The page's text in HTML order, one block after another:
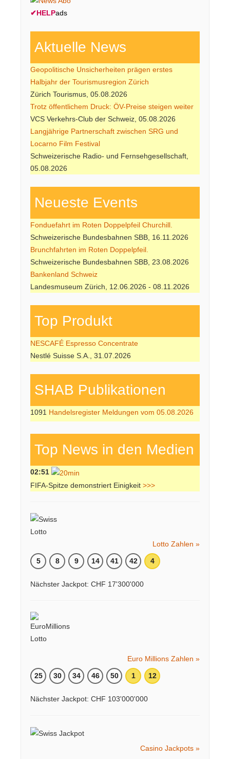
✔HELPads
Aktuelle News
Geopolitische Unsicherheiten prägen erstes
Halbjahr der Tourismusregion Zürich
Zürich Tourismus, 05.08.2026
Trotz öffentlichem Druck: ÖV-Preise steigen weiter
VCS Verkehrs-Club der Schweiz, 05.08.2026
Langjährige Partnerschaft zwischen SRG und
Locarno Film Festival
Schweizerische Radio- und Fernsehgesellschaft,
05.08.2026
Neueste Events
Fonduefahrt im Roten Doppelpfeil Churchill.
Schweizerische Bundesbahnen SBB, 16.11.2026
Brunchfahrten im Roten Doppelpfeil.
Schweizerische Bundesbahnen SBB, 23.08.2026
Bankenland Schweiz
Landesmuseum Zürich, 12.06.2026 - 08.11.2026
Top Produkt
NESCAFÉ Espresso Concentrate
Nestlé Suisse S.A., 31.07.2026
SHAB Publi­kati­onen
1091 Handelsregister Meldungen vom 05.08.2026
Top News in den Medien
02:51
FIFA-Spitze demonstriert Einigkeit >>>
Lotto Zahlen »
5 8 9 14 41 42 4
Nächster Jackpot: CHF 17'300'000
Euro Millions Zahlen »
25 30 34 46 50 1 12
Nächster Jackpot: CHF 103'000'000
Casino Jackpots »